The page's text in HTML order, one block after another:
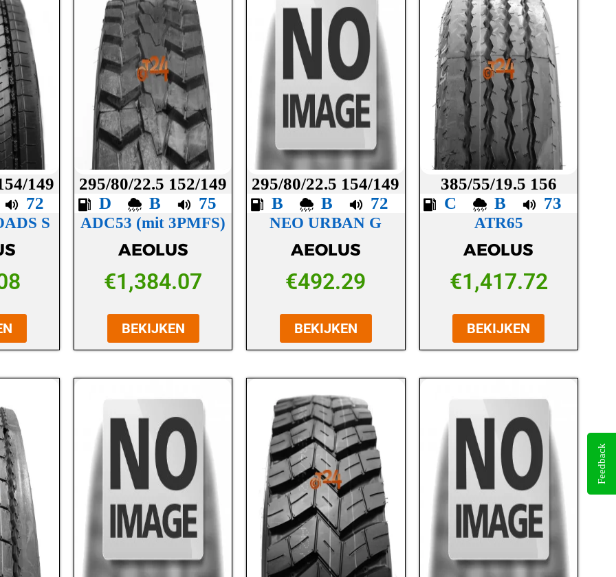
149
72
S
295/80/22.5 152/149
D
B 75
ADC53 (mit 3PMFS)
AEOLUS
€1,384.07
BEKIJKEN
295/80/22.5 154/149
B
B 72
NEO URBAN G
AEOLUS
€492.29
BEKIJKEN
385/55/19.5 156
C
B 73
ATR65
AEOLUS
€1,417.72
BEKIJKEN
Feedback